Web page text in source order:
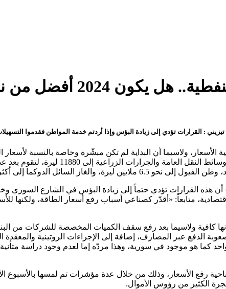
أفضل من ناحية الأسعار؟
ولاسيما أن البداية لم تكن مبشّرة وخاصة بالنسبة
القرارات تؤدي حتماً إلى زيادة البؤس في الشارع السوري
متابعاً: «أقدّر كصناعي أسباب رفع أسعار الطاقة،
كافية ولاسيما بعد رفع سقف الكميات المخصصة للشركات من
الدفع عبر المصارف، إضافة إلى الإجراءات الروتينية والمعقدة
كما هو موجود في سورية، وهذا مردّه إما لعدم وجود دراسة
رفع الأسعار، وذلك من خلال عدة مؤشرات تم لمسها بالأسبوع
الكثير من رؤوس الأموال.